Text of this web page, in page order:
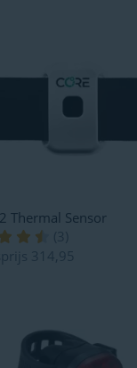
2 Thermal Sensor
( 3
314,95